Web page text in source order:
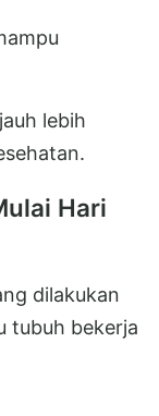
lebih
Hari
dilakukan
tubuh bekerja